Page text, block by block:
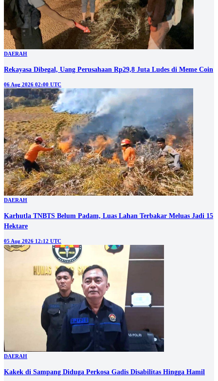
DAERAH
Rekayasa Dibegal, Uang Perusahaan Rp29,8 Juta Ludes di Meme Coin
06 Aug 2026 02:00 UTC
DAERAH
Karhutla TNBTS Belum Padam, Luas Lahan Terbakar Meluas Jadi 15
Hektare
05 Aug 2026 12:12 UTC
DAERAH
Kakek di Sampang Diduga Perkosa Gadis Disabilitas Hingga Hamil